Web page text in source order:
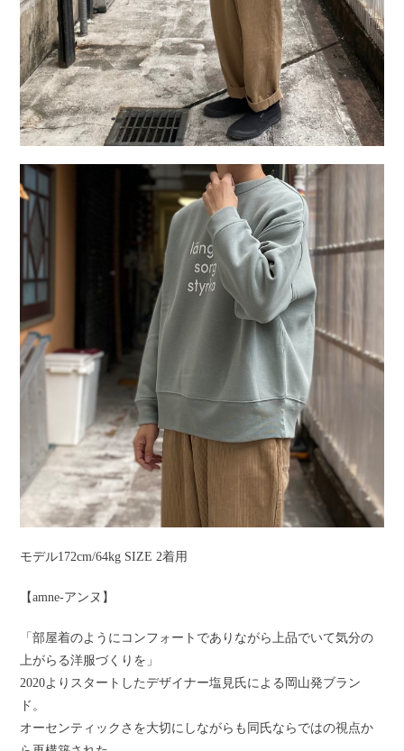
モデル172cm/64kg SIZE 2着用
【amne-アンヌ】
「部屋着のようにコンフォートでありながら上品でいて気分の
上がらる洋服づくりを」
2020よりスタートしたデザイナー塩見氏による岡山発ブラン
ド。
オーセンティックさを大切にしながらも同氏ならではの視点か